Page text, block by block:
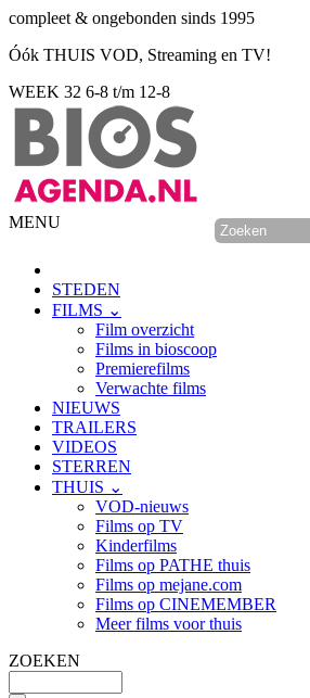
compleet & ongebonden sinds 1995
Óók THUIS VOD, Streaming en TV!
WEEK 32 6-8 t/m 12-8
MENU
STEDEN
FILMS ⌄
Film overzicht
Films in bioscoop
Premierefilms
Verwachte films
NIEUWS
TRAILERS
VIDEOS
STERREN
THUIS ⌄
VOD-nieuws
Films op TV
Kinderfilms
Films op PATHE thuis
Films op mejane.com
Films op CINEMEMBER
Meer films voor thuis
ZOEKEN